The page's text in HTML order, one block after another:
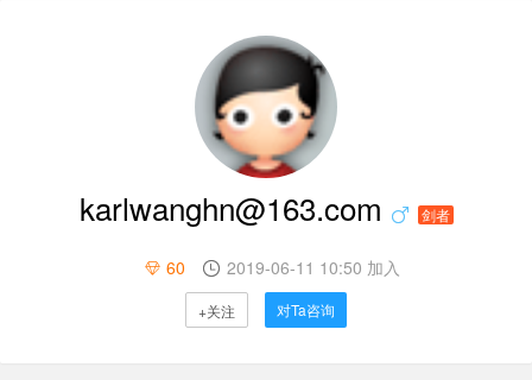
karlwanghn@163.com 剑者
60 2019-06-11 10:50 加入
+关注 对Ta咨询